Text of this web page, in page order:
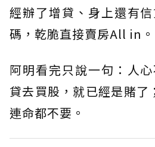
經辦了增貸、身上還有
碼，乾脆直接賣房All in。
阿明看完只說一句：人
貸去買股，就已經是賭
連命都不要。